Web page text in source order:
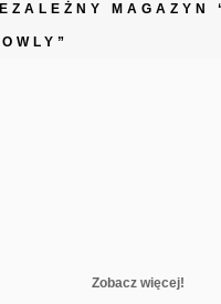
MAGAZYN
Zobacz więcej!